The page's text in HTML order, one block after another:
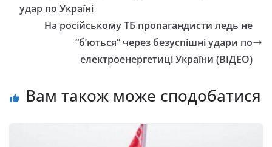
удар по Україні
На російському ТБ пропагандисти ледь не
“б’ються” через безуспішні удари по
електроенергетиці України (ВІДЕО)
Вам також може сподобатися